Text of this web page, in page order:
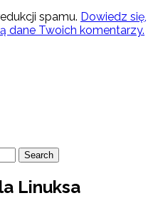
spamu. Dowiedz się,
dane Twoich komentarzy.
Search
Linuksa